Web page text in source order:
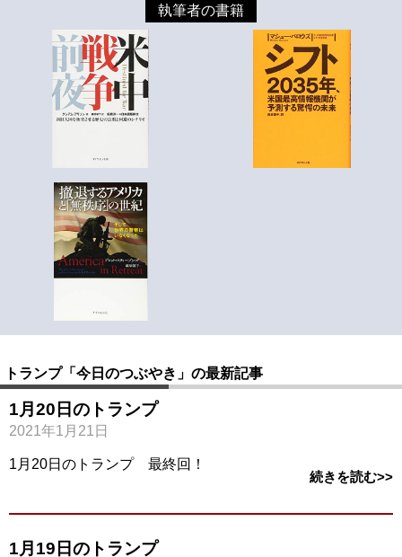
執筆者の書籍
トランプ「今日のつぶやき」の最新記事
1月20日のトランプ
2021年1月21日
1月20日のトランプ 最終回！
続きを読む>>
1月19日のトランプ